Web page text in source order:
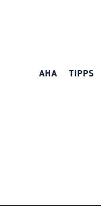
AHA TIPPS